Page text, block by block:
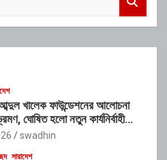
আব্দুল খালেক ফাউন্ডেশনের আলোচনা
ঘোষিত হলো নতুন কার্যনির্বাহী
swadhin
সারাদেশ